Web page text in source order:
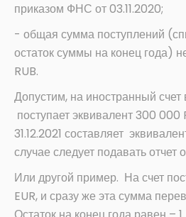
приказом ФНС от 03.11.2020;
- общая сумма поступлений
остаток суммы на конец года)
RUB.
Допустим, на иностранный счет
поступает эквивалент 300 000
31.12.2021 составляет
случае следует подавать отчет
Или другой пример. На счет
EUR, и сразу же эта сумма